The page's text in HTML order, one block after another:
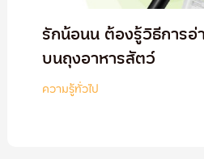
รักน้อนน ต้องรู้วิธีการอ่
บนถุงอาหารสัตว์
ความรู้ทั่วไป